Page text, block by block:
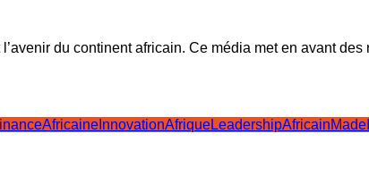
du continent africain. Ce média met en avant
InnovationAfriqueLeadershipAfricain